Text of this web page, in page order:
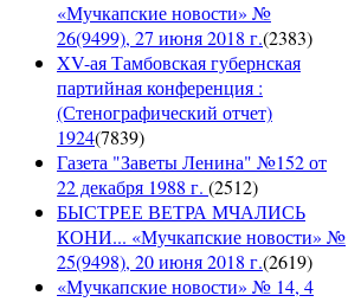
«Мучкапские новости» №
26(9499), 27 июня 2018 г.(2383)
XV-ая Тамбовская губернская
партийная конференция :
(Стенографический отчет)
1924(7839)
Газета "Заветы Ленина" №152 от
22 декабря 1988 г. (2512)
БЫСТРЕЕ ВЕТРА МЧАЛИСЬ
КОНИ... «Мучкапские новости» №
25(9498), 20 июня 2018 г.(2619)
«Мучкапские новости» № 14, 4